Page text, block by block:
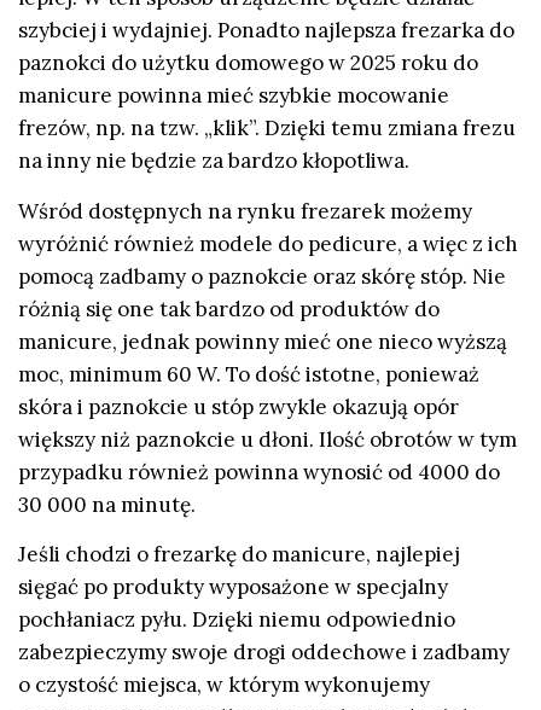
szybciej i wydajniej. Ponadto najlepsza frezarka do
paznokci do użytku domowego w 2025 roku do
manicure powinna mieć szybkie mocowanie
frezów, np. na tzw. „klik”. Dzięki temu zmiana frezu
na inny nie będzie za bardzo kłopotliwa.
Wśród dostępnych na rynku frezarek możemy
wyróżnić również modele do pedicure, a więc z ich
pomocą zadbamy o paznokcie oraz skórę stóp. Nie
różnią się one tak bardzo od produktów do
manicure, jednak powinny mieć one nieco wyższą
moc, minimum 60 W. To dość istotne, ponieważ
skóra i paznokcie u stóp zwykle okazują opór
większy niż paznokcie u dłoni. Ilość obrotów w tym
przypadku również powinna wynosić od 4000 do
30 000 na minutę.
Jeśli chodzi o frezarkę do manicure, najlepiej
sięgać po produkty wyposażone w specjalny
pochłaniacz pyłu. Dzięki niemu odpowiednio
zabezpieczymy swoje drogi oddechowe i zadbamy
o czystość miejsca, w którym wykonujemy